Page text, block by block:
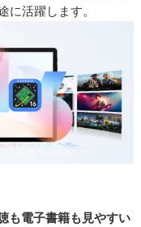
に活躍します。
も電子書籍も見やすい